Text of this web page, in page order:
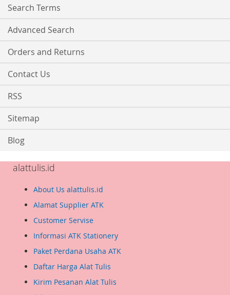
Search Terms
Advanced Search
Orders and Returns
Contact Us
RSS
Sitemap
Blog
alattulis.id
About Us alattulis.id
Alamat Supplier ATK
Customer Servise
Informasi ATK Stationery
Paket Perdana Usaha ATK
Daftar Harga Alat Tulis
Kirim Pesanan Alat Tulis